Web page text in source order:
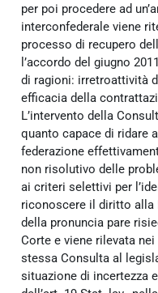
per poi procedere ad
interconfederale viene
processo di recupero
l’accordo del giugno
di ragioni: irretroattività
efficacia della
L’intervento della
quanto capace di ridare
federazione
non risolutivo delle
ai criteri selettivi per
riconoscere il diritto alla
della pronuncia pare
Corte e viene rilevata
stessa Consulta al
situazione di incertezza